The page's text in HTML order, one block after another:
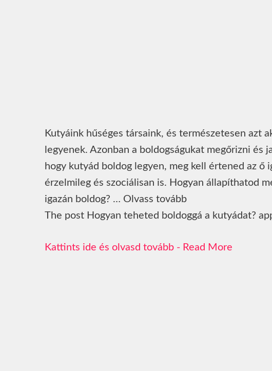
Kutyáink hűséges társaink, és természetesen azt
legyenek. Azonban a boldogságukat megőrizni és
hogy kutyád boldog legyen, meg kell értened az ő
érzelmileg és szociálisan is. Hogyan állapíthatod
igazán boldog? … Olvass tovább
The post Hogyan teheted boldoggá a kutyádat?
Read More